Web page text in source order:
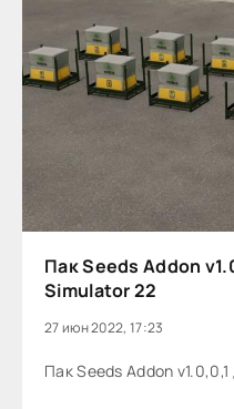
Пак Seeds Addon
Simulator 22
27 июн 2022, 17:23
Пак Seeds Addon